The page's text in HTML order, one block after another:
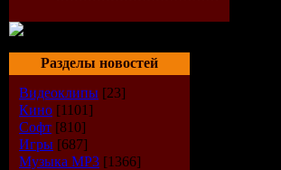
Разделы новостей
Видеоклипы [23]
Кино [1101]
Софт [810]
Игры [687]
Музыка МР3 [1366]